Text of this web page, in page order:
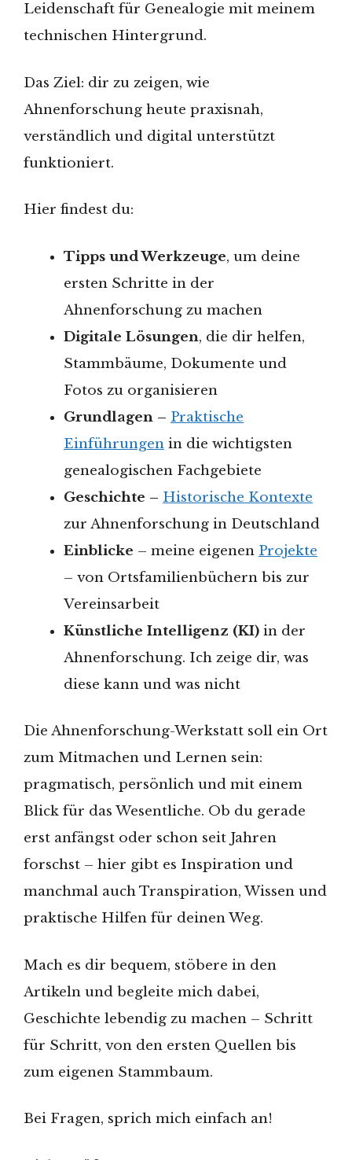
Leidenschaft für Genealogie mit meinem
technischen Hintergrund.
Das Ziel: dir zu zeigen, wie
Ahnenforschung heute praxisnah,
verständlich und digital unterstützt
funktioniert.
Hier findest du:
Tipps und Werkzeuge, um deine
ersten Schritte in der
Ahnenforschung zu machen
Digitale Lösungen, die dir helfen,
Stammbäume, Dokumente und
Fotos zu organisieren
Grundlagen – Praktische
Einführungen in die wichtigsten
genealogischen Fachgebiete
Geschichte – Historische Kontexte
zur Ahnenforschung in Deutschland
Einblicke – meine eigenen Projekte
– von Ortsfamilienbüchern bis zur
Vereinsarbeit
Künstliche Intelligenz (KI) in der
Ahnenforschung. Ich zeige dir, was
diese kann und was nicht
Die Ahnenforschung-Werkstatt soll ein Ort
zum Mitmachen und Lernen sein:
pragmatisch, persönlich und mit einem
Blick für das Wesentliche. Ob du gerade
erst anfängst oder schon seit Jahren
forschst – hier gibt es Inspiration und
manchmal auch Transpiration, Wissen und
praktische Hilfen für deinen Weg.
Mach es dir bequem, stöbere in den
Artikeln und begleite mich dabei,
Geschichte lebendig zu machen – Schritt
für Schritt, von den ersten Quellen bis
zum eigenen Stammbaum.
Bei Fragen, sprich mich einfach an!